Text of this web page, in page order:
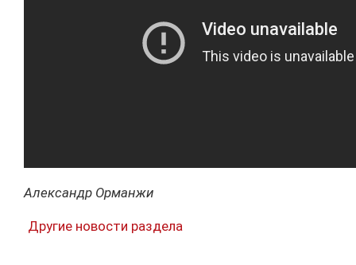
Александр Орманжи
Другие новости раздела